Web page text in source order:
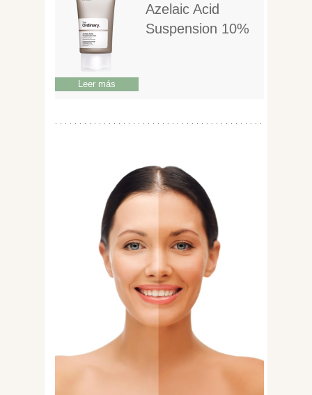
Azelaic Acid
Suspension 10%
Leer más